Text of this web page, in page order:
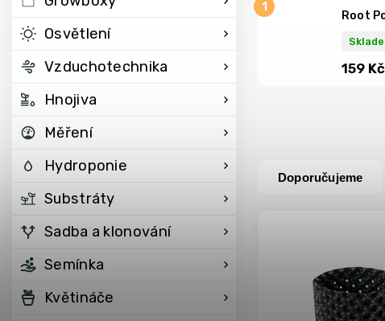
Osvětlení
Vzduchotechnika
Hnojiva
Měření
Hydroponie
Substráty
Sadba a klonování
Semínka
Květináče
Root
159 Kč
Doporučujeme